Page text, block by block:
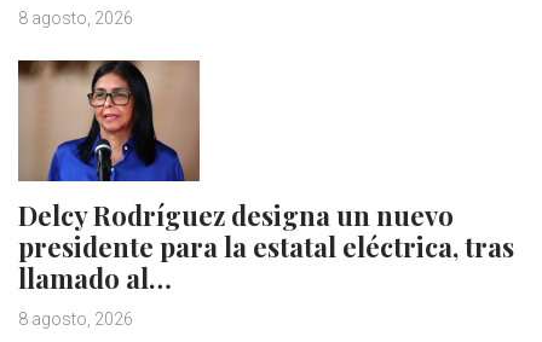
8 agosto, 2026
Delcy Rodríguez designa un nuevo
presidente para la estatal eléctrica, tras
llamado al…
8 agosto, 2026